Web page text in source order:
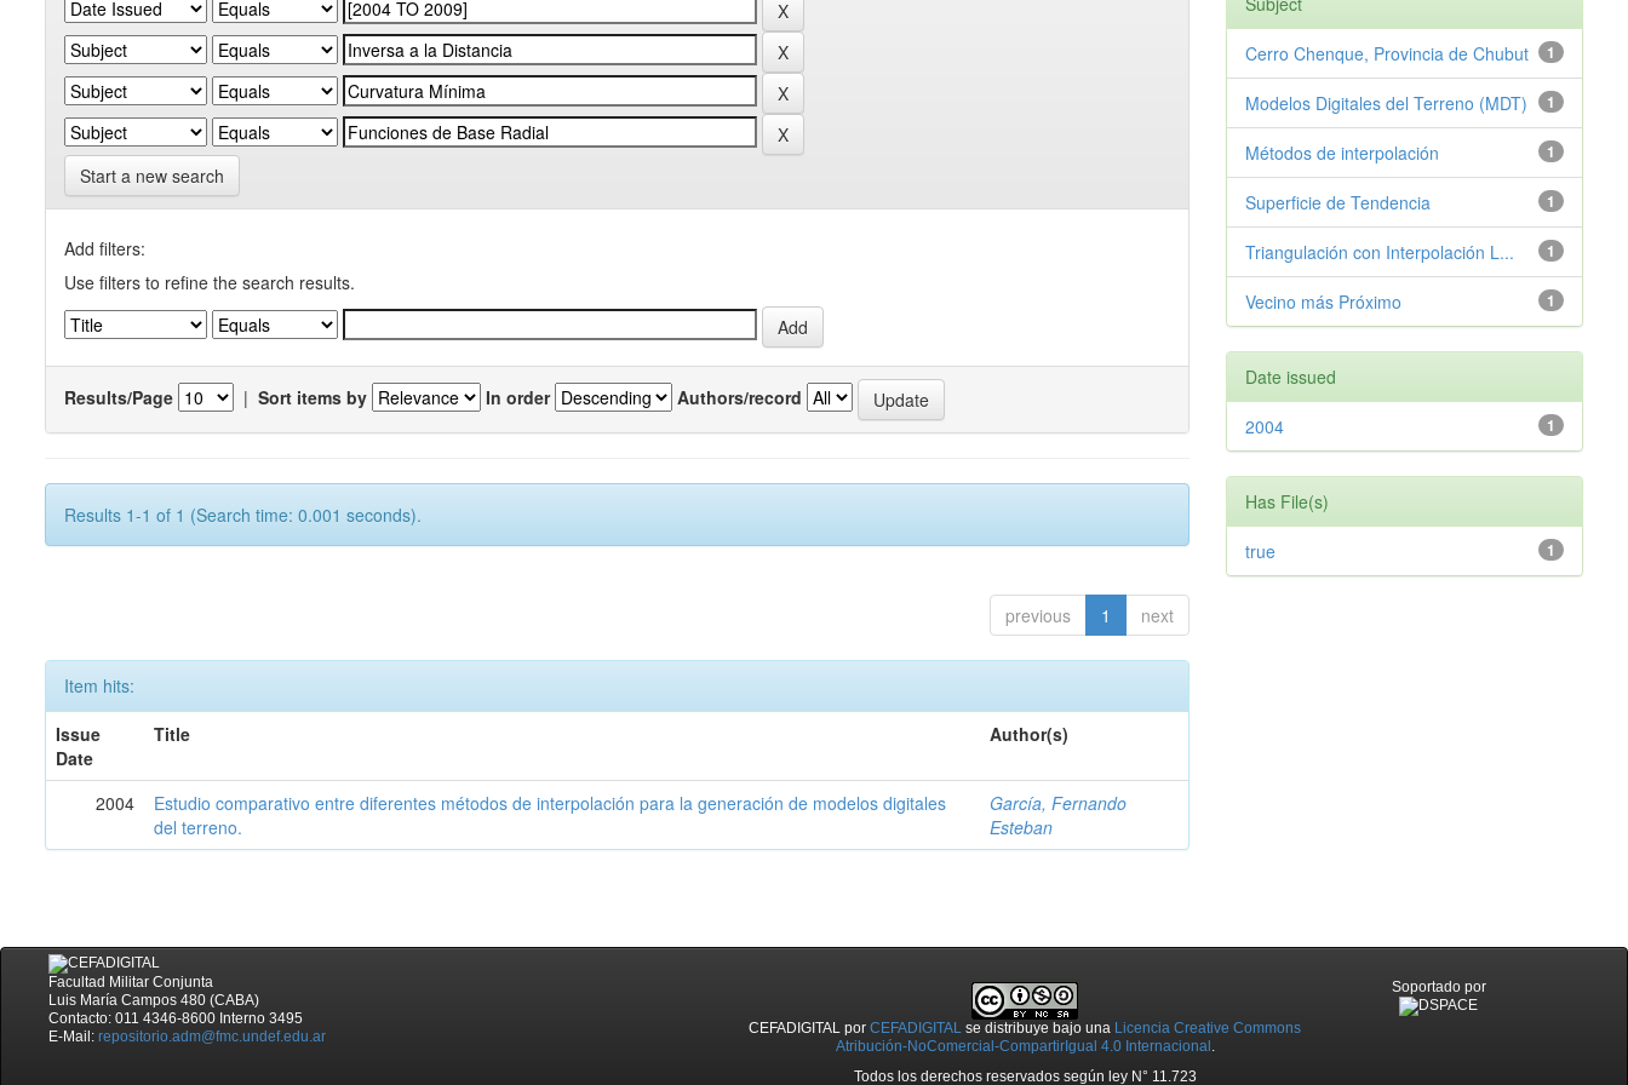
Start a new search
Add filters:
Use filters to refine the search results.
Results/Page | Sort items by In order Authors/record
Results 1-1 of 1 (Search time: 0.001 seconds).
previous 1 next
Item hits:
Issue
Date
Title Author(s)
2004
Estudio comparativo entre diferentes métodos de interpolación para la generación de modelos digitales
del terreno.
García, Fernando
Esteban
1
Cerro Chenque, Provincia de Chubut
1
Modelos Digitales del Terreno (MDT)
1
Métodos de interpolación
1
Superficie de Tendencia
1
Triangulación con Interpolación L...
1
Vecino más Próximo
Date issued
1
2004
Has File(s)
1
true
Facultad Militar Conjunta
Luis María Campos 480 (CABA)
Contacto: 011 4346-8600 Interno 3495
E-Mail: repositorio.adm@fmc.undef.edu.ar CEFADIGITAL porCEFADIGITAL se distribuye bajo una Licencia Creative Commons
Atribución-NoComercial-CompartirIgual 4.0 Internacional .
Todos los derechos reservados según ley N° 11.723
Soportado por